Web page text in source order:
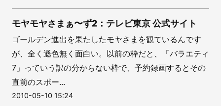
モヤモヤさまぁ〜ず2：テレビ東京 公式サイト
ゴールデン進出を果たしたモヤさまを観ているんです
が、全く遜色無く面白い。以前の枠だと、「バラエティ
7」っていう訳の分からない枠で、予約録画するとその
直前のスポー...
2010-05-10 15:24